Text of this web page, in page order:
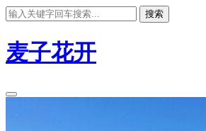
搜索
麦子花开